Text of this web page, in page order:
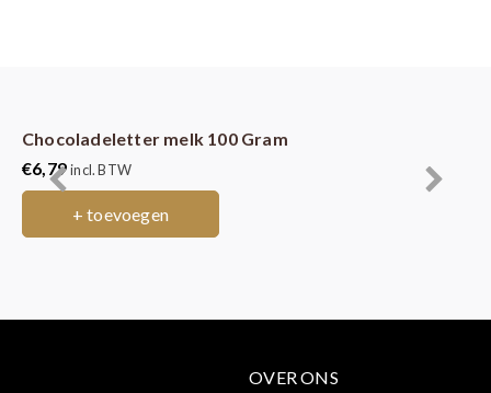
Chocoladeletter melk 100 Gram
€6,79 incl. BTW
+ toevoegen
OVER ONS